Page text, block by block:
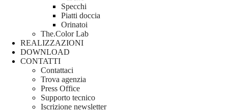
Specchi
Piatti doccia
Orinatoi
The.Color Lab
REALIZZAZIONI
DOWNLOAD
CONTATTI
Contattaci
Trova agenzia
Press Office
Supporto tecnico
Iscrizione newsletter